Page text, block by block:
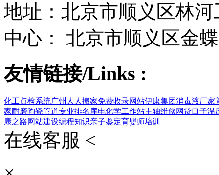
地址：北京市顺义区林
中心： 北京市顺义区金
友情链接/Links :
化工点检系统广州人人搬家免费收录网站伊康集团消毒液厂家
家耐磨陶瓷管道专业排名库电化学工作站主轴维修网贷口子温
康之路网站建设编程知识亲子鉴定育婴师培训
在线客服 <